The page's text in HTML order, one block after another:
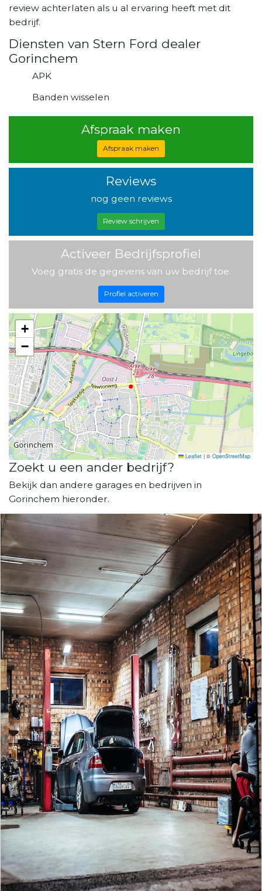
review achterlaten als u al ervaring heeft met dit
bedrijf.
Diensten van Stern Ford dealer
Gorinchem
APK
Banden wisselen
Afspraak maken
Afspraak maken
Reviews
nog geen reviews
Review schrijven
Activeer Bedrijfsprofiel
Voeg gratis de gegevens van uw bedrijf toe.
Profiel activeren
+
−
Leaflet | © OpenStreetMap
Zoekt u een ander bedrijf?
Bekijk dan andere garages en bedrijven in
Gorinchem hieronder.